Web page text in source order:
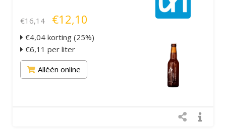
€16,14 €12,10
€4,04 korting (25%)
€6,11 per liter
Alléén online